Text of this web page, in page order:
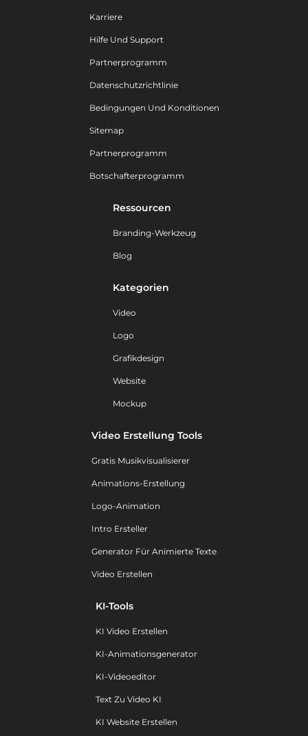
Karriere
Hilfe Und Support
Partnerprogramm
Datenschutzrichtlinie
Bedingungen Und Konditionen
Sitemap
Partnerprogramm
Botschafterprogramm
Ressourcen
Branding-Werkzeug
Blog
Kategorien
Video
Logo
Grafikdesign
Website
Mockup
Video Erstellung Tools
Gratis Musikvisualisierer
Animations-Erstellung
Logo-Animation
Intro Ersteller
Generator Für Animierte Texte
Video Erstellen
KI-Tools
KI Video Erstellen
KI-Animationsgenerator
KI-Videoeditor
Text Zu Video KI
KI Website Erstellen